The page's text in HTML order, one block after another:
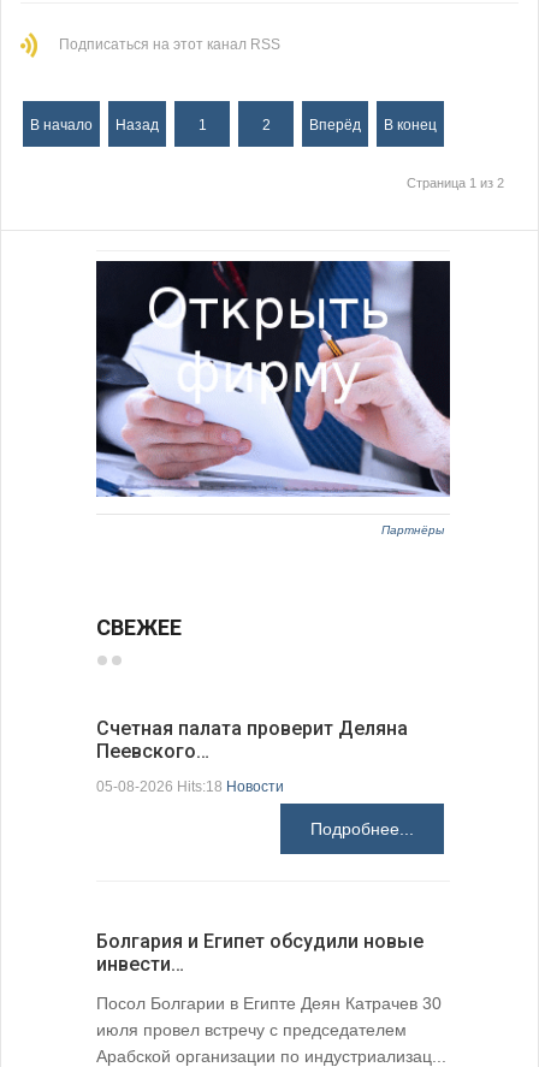
Подписаться на этот канал RSS
В начало Назад 1 2 Вперёд В конец
Страница 1 из 2
Партнёры
СВЕЖЕЕ
Счетная палата проверит Деляна
Пеевского…
05-08-2026 Hits:18 Новости
Подробнее...
Болгария и Египет обсудили новые
инвести…
Посол Болгарии в Египте Деян Катрачев 30
июля провел встречу с председателем
Арабской организации по индустриализац...